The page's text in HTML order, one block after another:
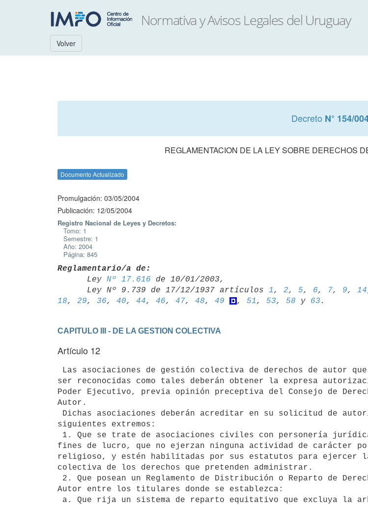
Volver
Decreto N° 154/
REGLAMENTACION DE LA LEY SOBRE DERECHOS
Documento Actualizado
Promulgación: 03/05/2004
Publicación: 12/05/2004
Registro Nacional de Leyes y Decretos:
Tomo: 1
Semestre: 1
Año: 2004
Página: 845
Reglamentario/a de:
Ley Nº 17.616 de 10/01/2003,
      Ley Nº 9.739 de 17/12/1937 artículos
1 , 2, 5, 6, 7, 9, 14
18, 29, 36, 40, 44, 46, 47, 48, 49 , 51 , 53, 58 y 63
CAPITULO III - DE LA GESTION COLECTIVA
Artículo 12
ser reconocidas como tales deberán obtener la expresa
Poder Ejecutivo, previa opinión preceptiva del Consejo de
Autor.
siguientes extremos:
fines de lucro, que no ejerzan ninguna actividad de carácter
religioso, y estén habilitadas por sus estatutos para ejercer
colectiva de los derechos que pretenden administrar.
Autor entre los titulares donde se establezca: